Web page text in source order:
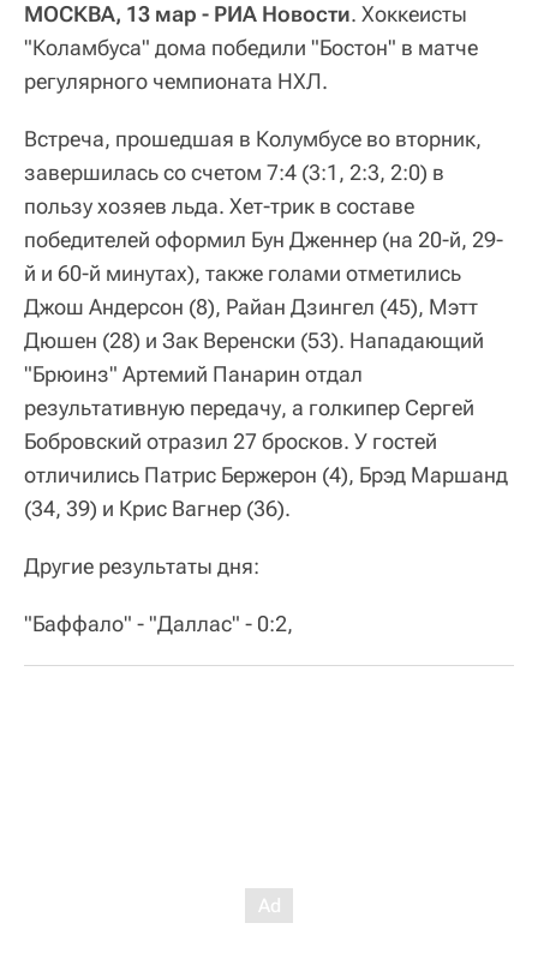
МОСКВА, 13 мар - РИА Новости. Хоккеисты
"Коламбуса" дома победили "Бостон" в матче
регулярного чемпионата НХЛ.
Встреча, прошедшая в Колумбусе во вторник,
завершилась со счетом 7:4 (3:1, 2:3, 2:0) в
пользу хозяев льда. Хет-трик в составе
победителей оформил Бун Дженнер (на 20-й, 29-
й и 60-й минутах), также голами отметились
Джош Андерсон (8), Райан Дзингел (45), Мэтт
Дюшен (28) и Зак Веренски (53). Нападающий
"Брюинз" Артемий Панарин отдал
результативную передачу, а голкипер Сергей
Бобровский отразил 27 бросков. У гостей
отличились Патрис Бержерон (4), Брэд Маршанд
(34, 39) и Крис Вагнер (36).
Другие результаты дня:
"Баффало" - "Даллас" - 0:2,